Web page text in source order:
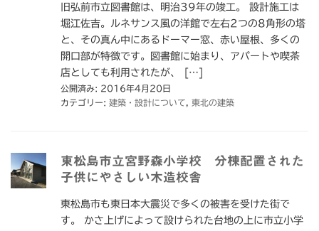
旧弘前市立図書館は、明治39年の竣工。 設計施工は
堀江佐吉。ルネサンス風の洋館で左右2つの8角形の塔
と、その真ん中にあるドーマー窓、赤い屋根、多くの
開口部が特徴です。図書館に始まり、アパートや喫茶
店としても利用されたが、 […]
公開済み: 2016年4月20日
カテゴリー: 建築・設計について 東北の建築
東松島市立宮野森小学校 分棟配置された
子供にやさしい木造校舎
東松島市も東日本大震災で多くの被害を受けた街で
す。 かさ上げによって設けられた台地の上に市立小学